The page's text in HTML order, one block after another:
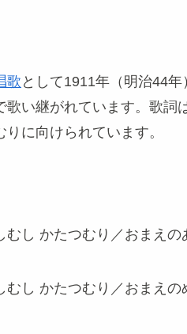
歌 として1911年（明治44
歌い継がれています。歌
に向けられています。
むし かたつむり／おまえ
むし かたつむり／おまえ